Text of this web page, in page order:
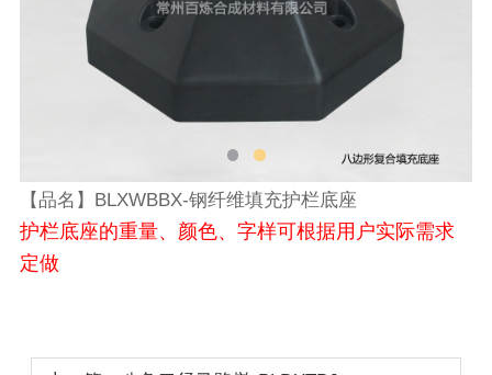
【品名】BLXWBBX-钢纤维填充护栏底座
护栏底座的重量、颜色、字样可根据用户实际需求
定做